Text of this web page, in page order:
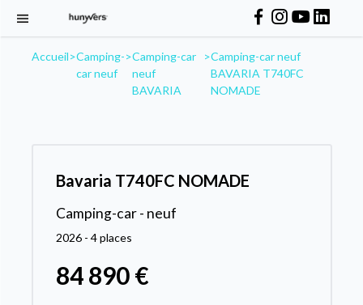
Accueil>Camping-
car neuf
>Camping-car
neuf
BAVARIA
>Camping-car neuf
BAVARIA T740FC
NOMADE
Bavaria T740FC NOMADE
Camping-car - neuf
2026 - 4 places
84 890 €